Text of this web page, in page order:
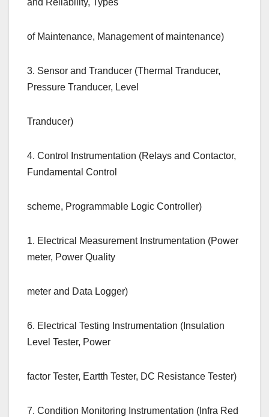
and Reliability, Types
of Maintenance, Management of maintenance)
3. Sensor and Tranducer (Thermal Tranducer,
Pressure Tranducer, Level
Tranducer)
4. Control Instrumentation (Relays and Contactor,
Fundamental Control
scheme, Programmable Logic Controller)
1. Electrical Measurement Instrumentation (Power
meter, Power Quality
meter and Data Logger)
6. Electrical Testing Instrumentation (Insulation
Level Tester, Power
factor Tester, Eartth Tester, DC Resistance Tester)
7. Condition Monitoring Instrumentation (Infra Red